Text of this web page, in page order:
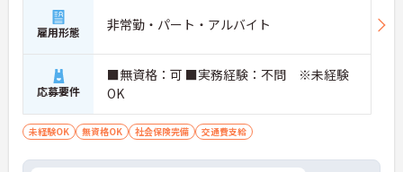
雇用形態 非常勤・パート・アルバイト
応募要件
■無資格：可 ■実務経験：不問 ※未経験
OK
未経験OK 無資格OK 社会保険完備 交通費支給